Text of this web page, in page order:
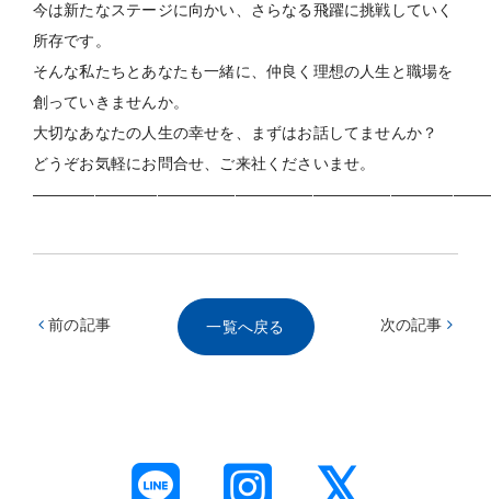
今は新たなステージに向かい、さらなる飛躍に挑戦していく
所存です。
そんな私たちとあなたも一緒に、仲良く理想の人生と職場を
創っていきませんか。
大切なあなたの人生の幸せを、まずはお話してませんか？
どうぞお気軽にお問合せ、ご来社くださいませ。
一覧へ戻る
前の記事 次の記事